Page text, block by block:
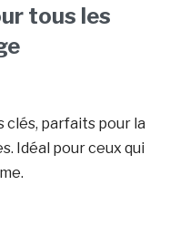
tous les
clés, parfaits pour la
Idéal pour ceux qui